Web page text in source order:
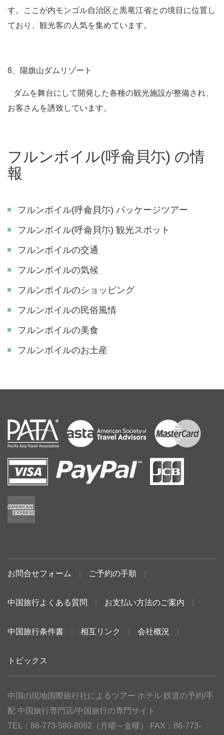
す。ここが内モンゴル自治区と黒竜江省との境目に位置し
ており、観光客の人気を集めています。
8、陽旗山ダムリゾート
ダムを舞台にして開発した各種の観光施設が整備され、
お客さんを誘致しています。
フルンボイル(呼侖貝尓) の情
報
フルンボイル(呼侖貝尓) パッケージツアー
フルンボイル(呼侖貝尓) 観光スポット
フルンボイルの交通
フルンボイルの気候
フルンボイルのショッピング
フルンボイルの民俗風情
フルンボイルの美食
フルンボイルのお土産
お問合せフォーム ご予約の手順
中国旅行よくある質問 お支払い方法のご案内
中国旅行条件書 相互リンク 会社概況
トピックス
中国の現地国際旅行社によるツアー ホテル 鉄道の予約/手
配 中国旅行専門店/中国旅行の専門サイト
TEL：86-773-580-8092（月曜～金曜） FAX：86-773-